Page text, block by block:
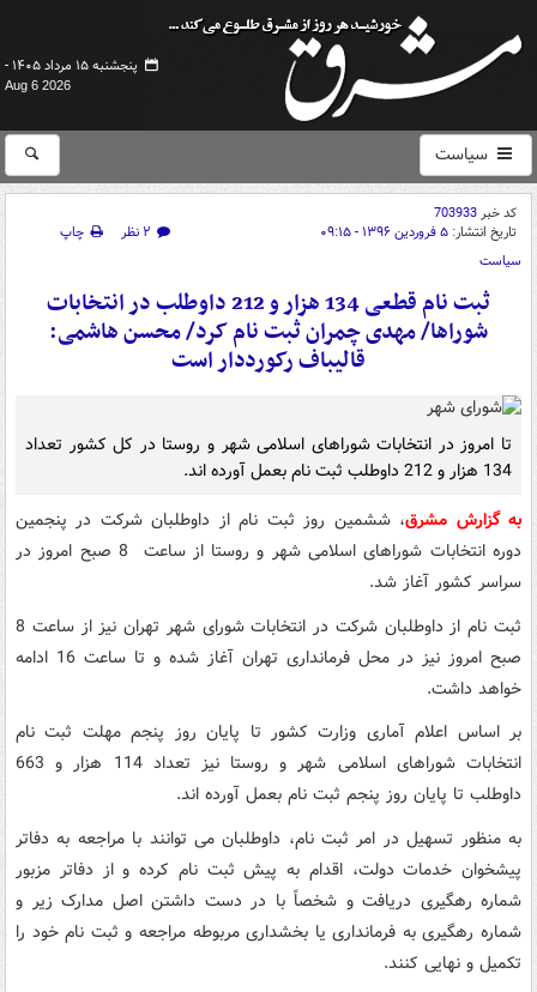
پنجشنبه ۱۵ مرداد ۱۴۰۵ -
Aug 6 2026
سیاست
کد خبر703933
تاریخ انتشار: ۵ فروردین ۱۳۹۶ - ۰۹:۱۵ ۲ نظر
چاپ
سیاست
ثبت نام قطعی 134 هزار و 212 داوطلب در انتخابات
شوراها/ مهدی چمران ثبت نام کرد/ محسن هاشمی‌:
قالیباف رکورددار است
تا امروز در انتخابات شوراهای اسلامی شهر و روستا در کل کشور تعداد
134 هزار و 212 داوطلب ثبت نام بعمل آورده اند.
به گزارش مشرق، ششمین روز ثبت نام از داوطلبان شرکت در پنجمین
دوره انتخابات شوراهای اسلامی شهر و روستا از ساعت 8 صبح امروز در
سراسر کشور آغاز شد.
ثبت نام از داوطلبان شرکت در انتخابات شورای شهر تهران نیز از ساعت 8
صبح امروز نیز در محل فرمانداری تهران آغاز شده و تا ساعت 16 ادامه
خواهد داشت.
بر اساس اعلام آماری وزارت کشور تا پایان روز پنجم مهلت ثبت نام
انتخابات شوراهای اسلامی شهر و روستا نیز تعداد 114 هزار و 663
داوطلب تا پایان روز پنجم ثبت نام بعمل آورده اند.
به منظور تسهیل در امر ثبت نام، داوطلبان می توانند با مراجعه به دفاتر
پیشخوان خدمات دولت، اقدام به پیش ثبت نام کرده و از دفاتر مزبور
شماره رهگیری دریافت و شخصاً با در دست داشتن اصل مدارک زیر و
شماره رهگیری به فرمانداری یا بخشداری مربوطه مراجعه و ثبت نام خود را
تکمیل و نهایی کنند.